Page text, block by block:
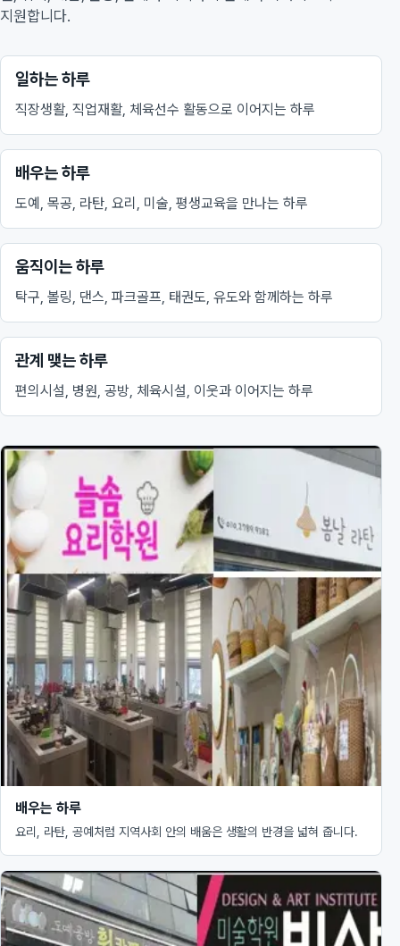
지원합니다.
일하는 하루
직장생활, 직업재활, 체육선수 활동으로 이어지는 하루
배우는 하루
도예, 목공, 라탄, 요리, 미술, 평생교육을 만나는 하루
움직이는 하루
탁구, 볼링, 댄스, 파크골프, 태권도, 유도와 함께하는 하루
관계 맺는 하루
편의시설, 병원, 공방, 체육시설, 이웃과 이어지는 하루
배우는 하루
요리, 라탄, 공예처럼 지역사회 안의 배움은 생활의 반경을 넓혀 줍니다.